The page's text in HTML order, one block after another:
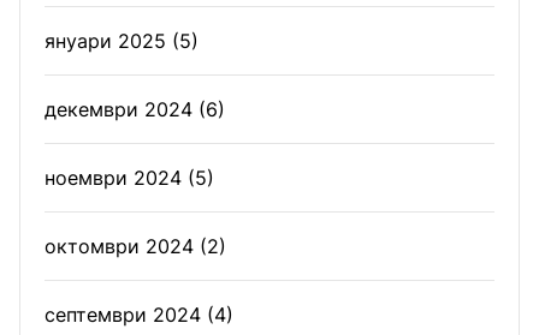
януари 2025 (5)
декември 2024 (6)
ноември 2024 (5)
октомври 2024 (2)
септември 2024 (4)